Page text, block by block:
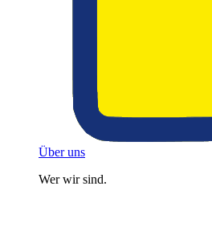
Über uns
Wer wir sind.